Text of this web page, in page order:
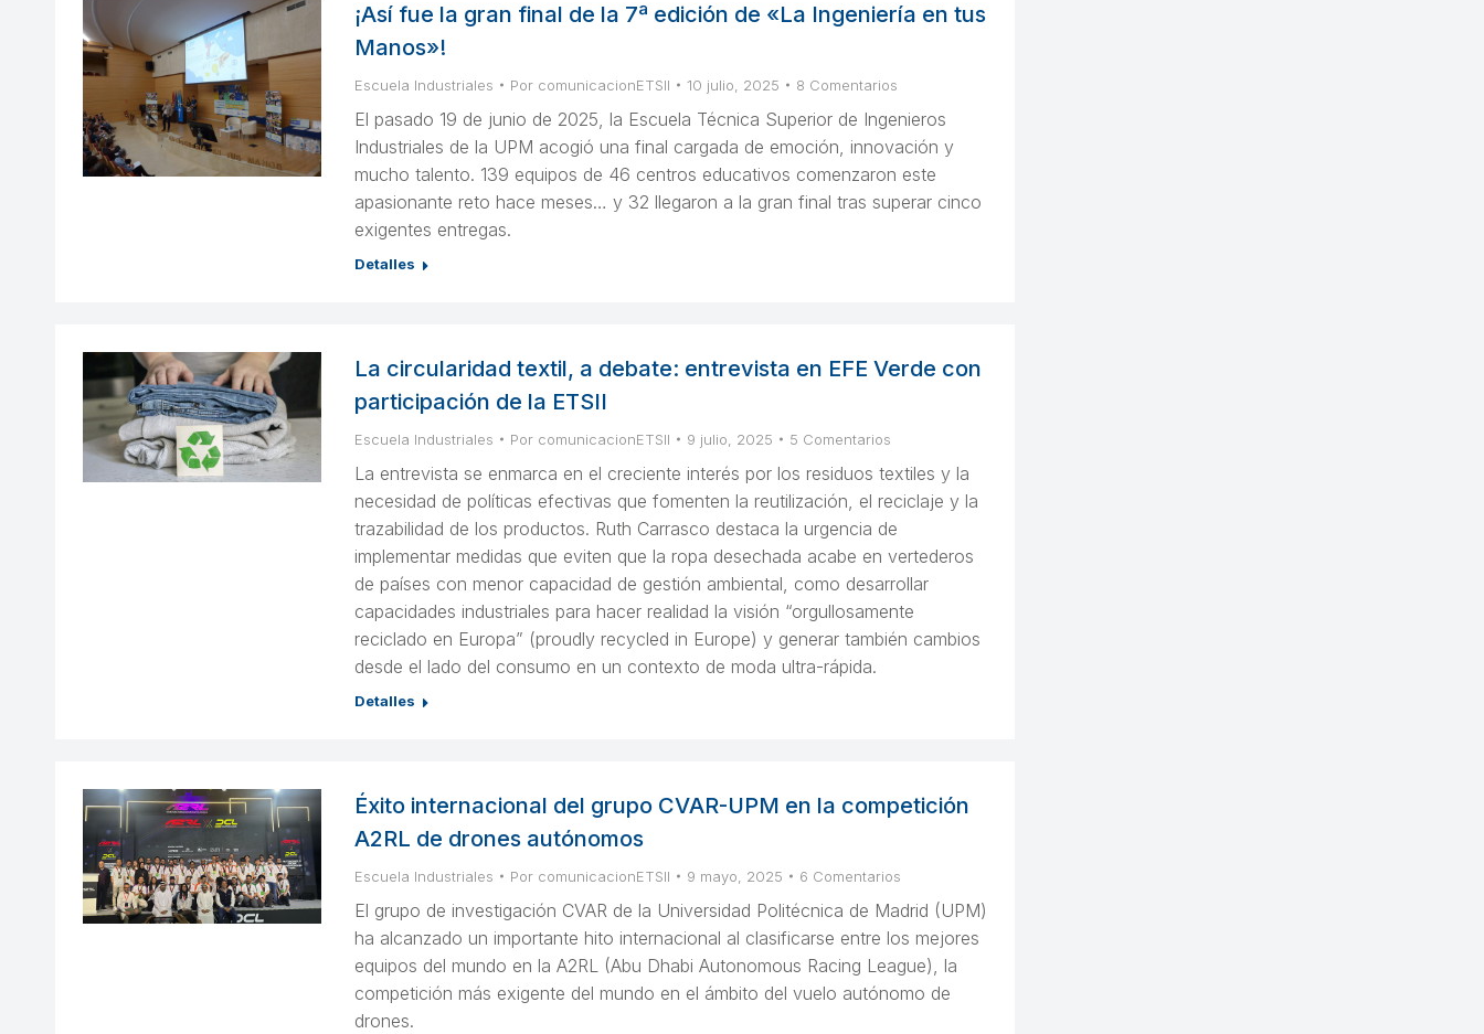
¡Así fue la gran final de la 7ª edición de «La Ingeniería en tus
Manos»!
Escuela Industriales Por comunicacionETSII 10 julio, 2025 8 Comentarios
El pasado 19 de junio de 2025, la Escuela Técnica Superior de Ingenieros
Industriales de la UPM acogió una final cargada de emoción, innovación y
mucho talento. 139 equipos de 46 centros educativos comenzaron este
apasionante reto hace meses… y 32 llegaron a la gran final tras superar cinco
exigentes entregas.
Detalles
La circularidad textil, a debate: entrevista en EFE Verde con
participación de la ETSII
Escuela Industriales Por comunicacionETSII 9 julio, 2025 5 Comentarios
La entrevista se enmarca en el creciente interés por los residuos textiles y la
necesidad de políticas efectivas que fomenten la reutilización, el reciclaje y la
trazabilidad de los productos. Ruth Carrasco destaca la urgencia de
implementar medidas que eviten que la ropa desechada acabe en vertederos
de países con menor capacidad de gestión ambiental, como desarrollar
capacidades industriales para hacer realidad la visión “orgullosamente
reciclado en Europa” (proudly recycled in Europe) y generar también cambios
desde el lado del consumo en un contexto de moda ultra-rápida.
Detalles
Éxito internacional del grupo CVAR-UPM en la competición
A2RL de drones autónomos
Escuela Industriales Por comunicacionETSII 9 mayo, 2025 6 Comentarios
El grupo de investigación CVAR de la Universidad Politécnica de Madrid (UPM)
ha alcanzado un importante hito internacional al clasificarse entre los mejores
equipos del mundo en la A2RL (Abu Dhabi Autonomous Racing League), la
competición más exigente del mundo en el ámbito del vuelo autónomo de
drones.